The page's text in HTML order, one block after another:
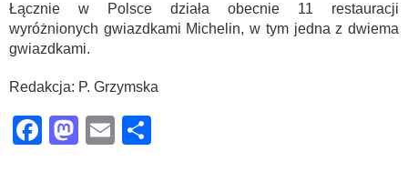
Łącznie w Polsce działa obecnie 11 restauracji
wyróżnionych gwiazdkami Michelin, w tym jedna z dwiema
gwiazdkami.
Redakcja: P. Grzymska
Facebook
Mastodon
Email